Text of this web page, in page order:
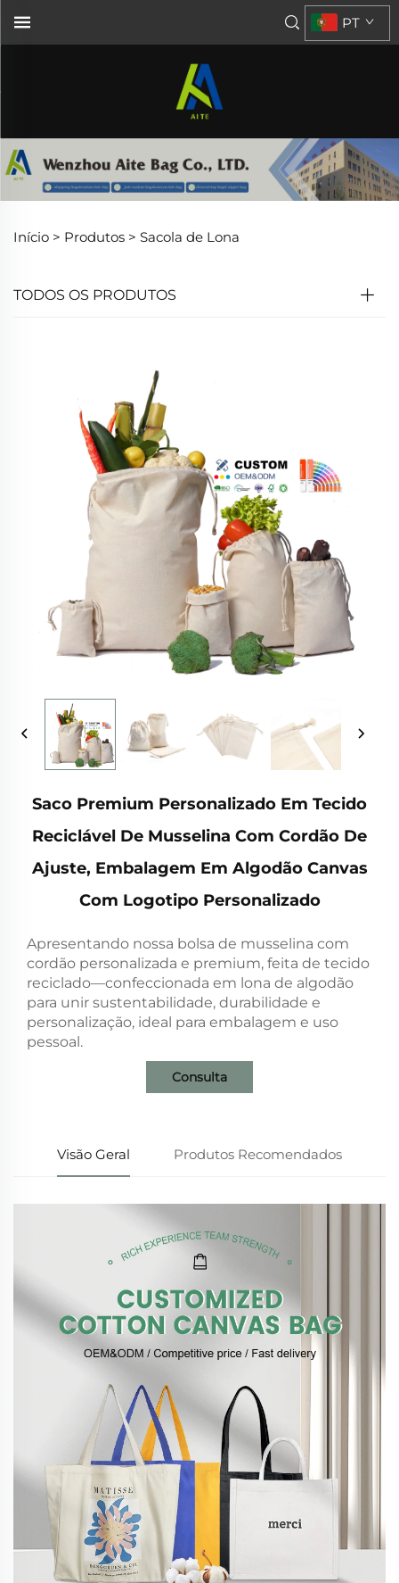
PT
Início > Produtos > Sacola de Lona
TODOS OS PRODUTOS
Saco Premium Personalizado Em Tecido
Reciclável De Musselina Com Cordão De
Ajuste, Embalagem Em Algodão Canvas
Com Logotipo Personalizado
Apresentando nossa bolsa de musselina com
cordão personalizada e premium, feita de tecido
reciclado—confeccionada em lona de algodão
para unir sustentabilidade, durabilidade e
personalização, ideal para embalagem e uso
pessoal.
Consulta
Visão Geral Produtos Recomendados